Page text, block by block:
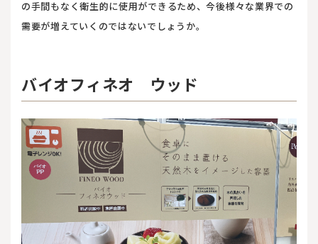
の手間もなく衛生的に使用ができるため、今後様々な業界での
需要が増えていくのではないでしょうか。
バイオフィネオ ウッド